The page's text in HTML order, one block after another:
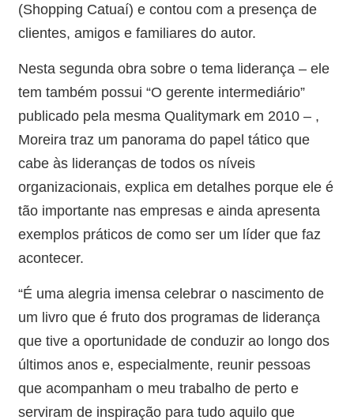
(Shopping Catuaí) e contou com a presença de
clientes, amigos e familiares do autor.
Nesta segunda obra sobre o tema liderança – ele
tem também possui “O gerente intermediário”
publicado pela mesma Qualitymark em 2010 – ,
Moreira traz um panorama do papel tático que
cabe às lideranças de todos os níveis
organizacionais, explica em detalhes porque ele é
tão importante nas empresas e ainda apresenta
exemplos práticos de como ser um líder que faz
acontecer.
“É uma alegria imensa celebrar o nascimento de
um livro que é fruto dos programas de liderança
que tive a oportunidade de conduzir ao longo dos
últimos anos e, especialmente, reunir pessoas
que acompanham o meu trabalho de perto e
serviram de inspiração para tudo aquilo que